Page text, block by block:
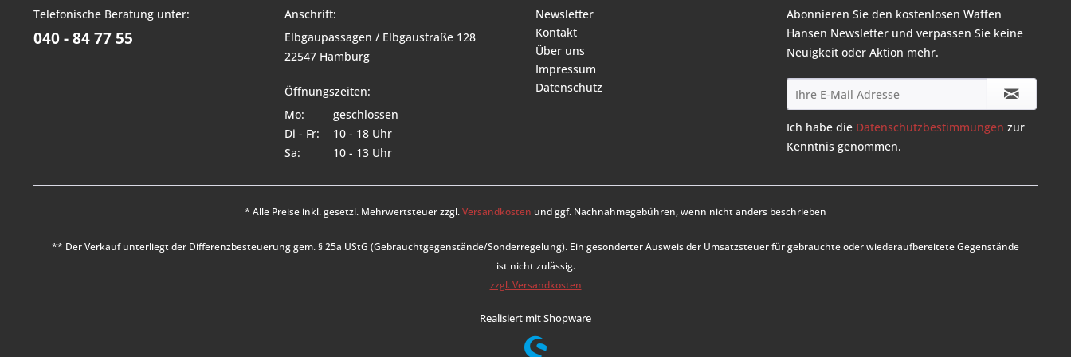
Telefonische Beratung unter:
040 - 84 77 55
Anschrift:
Elbgaupassagen / Elbgaustraße 128
22547 Hamburg
Öffnungszeiten:
Mo:
geschlossen
Di - Fr:
10 - 18 Uhr
Sa:
10 - 13 Uhr
Newsletter
Kontakt
Über uns
Impressum
Datenschutz
Abonnieren Sie den kostenlosen Waffen
Hansen Newsletter und verpassen Sie keine
Neuigkeit oder Aktion mehr.
Ich habe die Datenschutzbestimmungen zur
Kenntnis genommen.
* Alle Preise inkl. gesetzl. Mehrwertsteuer zzgl.Versandkosten und ggf. Nachnahmegebühren, wenn nicht anders beschrieben
** Der Verkauf unterliegt der Differenzbesteuerung gem. § 25a UStG (Gebrauchtgegenstände/Sonderregelung). Ein gesonderter Ausweis der Umsatzsteuer für gebrauchte oder wiederaufbereitete Gegenstände
ist nicht zulässig.
zzgl. Versandkosten
Realisiert mit Shopware